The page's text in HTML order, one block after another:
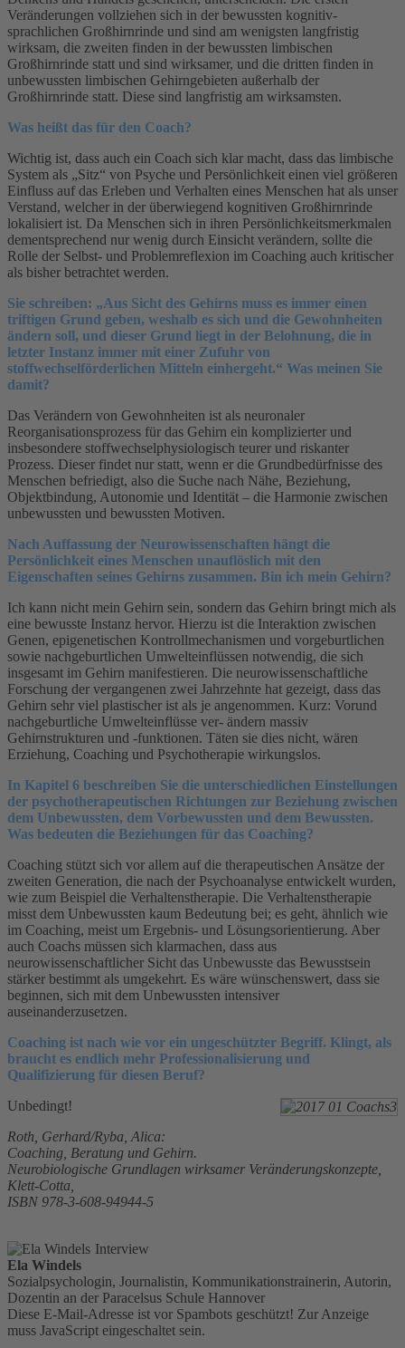
Veränderungen vollziehen sich in der bewussten kognitiv-
sprachlichen Großhirnrinde und sind am wenigsten langfristig
wirksam, die zweiten finden in der bewussten limbischen
Großhirnrinde statt und sind wirksamer, und die dritten finden in
unbewussten limbischen Gehirngebieten außerhalb der
Großhirnrinde statt. Diese sind langfristig am wirksamsten.
Was heißt das für den Coach?
Wichtig ist, dass auch ein Coach sich klar macht, dass das limbische
System als „Sitz“ von Psyche und Persönlichkeit einen viel größeren
Einfluss auf das Erleben und Verhalten eines Menschen hat als unser
Verstand, welcher in der überwiegend kognitiven Großhirnrinde
lokalisiert ist. Da Menschen sich in ihren Persönlichkeitsmerkmalen
dementsprechend nur wenig durch Einsicht verändern, sollte die
Rolle der Selbst- und Problemreflexion im Coaching auch kritischer
als bisher betrachtet werden.
Sie schreiben: „Aus Sicht des Gehirns muss es immer einen
triftigen Grund geben, weshalb es sich und die Gewohnheiten
ändern soll, und dieser Grund liegt in der Belohnung, die in
letzter Instanz immer mit einer Zufuhr von
stoffwechselförderlichen Mitteln einhergeht.“ Was meinen Sie
damit?
Das Verändern von Gewohnheiten ist als neuronaler
Reorganisationsprozess für das Gehirn ein komplizierter und
insbesondere stoffwechselphysiologisch teurer und riskanter
Prozess. Dieser findet nur statt, wenn er die Grundbedürfnisse des
Menschen befriedigt, also die Suche nach Nähe, Beziehung,
Objektbindung, Autonomie und Identität – die Harmonie zwischen
unbewussten und bewussten Motiven.
Nach Auffassung der Neurowissenschaften hängt die
Persönlichkeit eines Menschen unauflöslich mit den
Eigenschaften seines Gehirns zusammen. Bin ich mein Gehirn?
Ich kann nicht mein Gehirn sein, sondern das Gehirn bringt mich als
eine bewusste Instanz hervor. Hierzu ist die Interaktion zwischen
Genen, epigenetischen Kontrollmechanismen und vorgeburtlichen
sowie nachgeburtlichen Umwelteinflüssen notwendig, die sich
insgesamt im Gehirn manifestieren. Die neurowissenschaftliche
Forschung der vergangenen zwei Jahrzehnte hat gezeigt, dass das
Gehirn sehr viel plastischer ist als je angenommen. Kurz: Vorund
nachgeburtliche Umwelteinflüsse ver- ändern massiv
Gehirnstrukturen und -funktionen. Täten sie dies nicht, wären
Erziehung, Coaching und Psychotherapie wirkungslos.
In Kapitel 6 beschreiben Sie die unterschiedlichen Einstellungen
der psychotherapeutischen Richtungen zur Beziehung zwischen
dem Unbewussten, dem Vorbewussten und dem Bewussten.
Was bedeuten die Beziehungen für das Coaching?
Coaching stützt sich vor allem auf die therapeutischen Ansätze der
zweiten Generation, die nach der Psychoanalyse entwickelt wurden,
wie zum Beispiel die Verhaltenstherapie. Die Verhaltenstherapie
misst dem Unbewussten kaum Bedeutung bei; es geht, ähnlich wie
im Coaching, meist um Ergebnis- und Lösungsorientierung. Aber
auch Coachs müssen sich klarmachen, dass aus
neurowissenschaftlicher Sicht das Unbewusste das Bewusstsein
stärker bestimmt als umgekehrt. Es wäre wünschenswert, dass sie
beginnen, sich mit dem Unbewussten intensiver
auseinanderzusetzen.
Coaching ist nach wie vor ein ungeschützter Begriff. Klingt, als
braucht es endlich mehr Professionalisierung und
Qualifizierung für diesen Beruf?
Unbedingt!
Roth, Gerhard/Ryba, Alica:
Coaching, Beratung und Gehirn.
Neurobiologische Grundlagen wirksamer Veränderungskonzepte,
Klett-Cotta,
ISBN 978-3-608-94944-5
Interview
Ela Windels
Sozialpsychologin, Journalistin, Kommunikationstrainerin, Autorin,
Dozentin an der Paracelsus Schule Hannover
Diese E-Mail-Adresse ist vor Spambots geschützt! Zur Anzeige
muss JavaScript eingeschaltet sein.